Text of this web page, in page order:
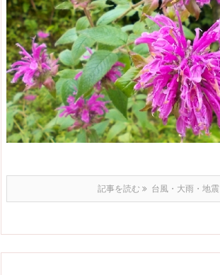
記事を読む 台風・大雨・地震